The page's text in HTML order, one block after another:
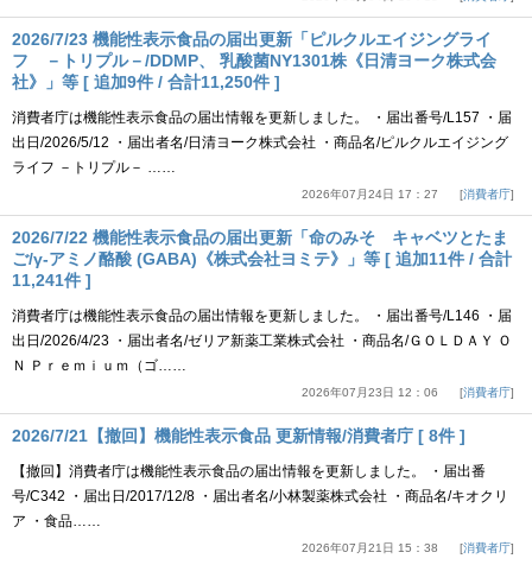
2026/7/23 機能性表示食品の届出更新「ピルクルエイジングライ
フ －トリプル－/DDMP、 乳酸菌NY1301株《日清ヨーク株式会
社》」等 [ 追加9件 / 合計11,250件 ]
消費者庁は機能性表示食品の届出情報を更新しました。 ・届出番号/L157 ・届
出日/2026/5/12 ・届出者名/日清ヨーク株式会社 ・商品名/ピルクルエイジング
ライフ －トリプル－ ……
2026年07月24日 17：27 消費者庁
2026/7/22 機能性表示食品の届出更新「命のみそ キャベツとたま
ご/γ-アミノ酪酸 (GABA)《株式会社ヨミテ》」等 [ 追加11件 / 合計
11,241件 ]
消費者庁は機能性表示食品の届出情報を更新しました。 ・届出番号/L146 ・届
出日/2026/4/23 ・届出者名/ゼリア新薬工業株式会社 ・商品名/ＧＯＬＤＡＹ Ｏ
Ｎ Ｐｒｅｍｉｕｍ（ゴ……
2026年07月23日 12：06 消費者庁
2026/7/21【撤回】機能性表示食品 更新情報/消費者庁 [ 8件 ]
【撤回】消費者庁は機能性表示食品の届出情報を更新しました。 ・届出番
号/C342 ・届出日/2017/12/8 ・届出者名/小林製薬株式会社 ・商品名/キオクリ
ア ・食品……
2026年07月21日 15：38 消費者庁